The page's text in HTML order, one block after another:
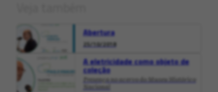
Abertura
25/10/2018
A eletricidade como objeto de
coleção
Presença no acervo do Museu Histórico
Nacional